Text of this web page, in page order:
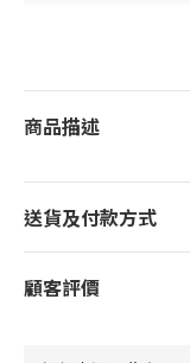
商品描述
送貨及付款方式
顧客評價